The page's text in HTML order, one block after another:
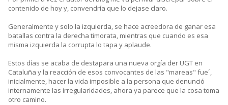
contenido de hoy y, convendría que lo dejase claro.
Generalmente y solo la izquierda, se hace acreedora de ganar esa
batallas contra la derecha timorata, mientras que cuando es esa
misma izquierda la corrupta lo tapa y aplaude.
Estos días se acaba de destapara una nueva orgía der UGT en
Cataluña y la reacción de esos convocantes de las "mareas" fue´,
inicialmente, hacer la vida imposible a la persona que denunció
internamente las irregularidades, ahora ya parece que la cosa toma
otro camino.